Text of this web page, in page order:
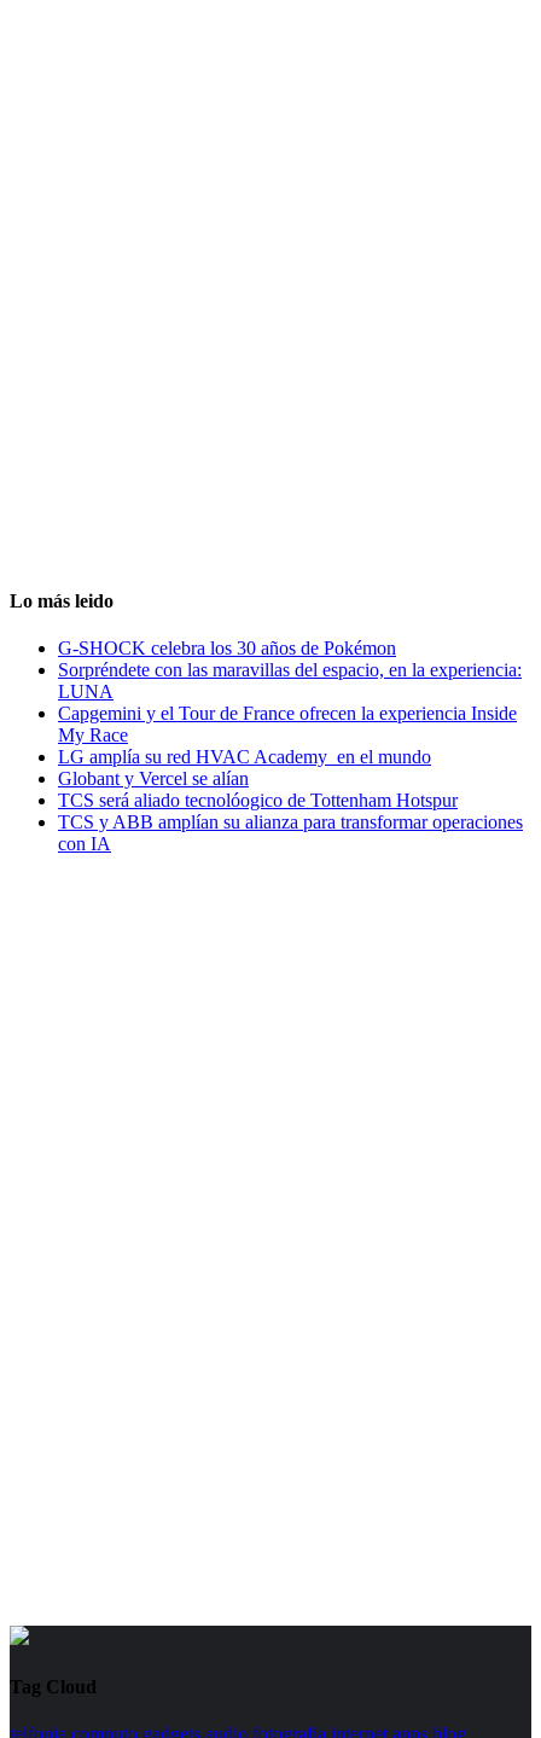
Lo más leido
G-SHOCK celebra los 30 años de Pokémon
Sorpréndete con las maravillas del espacio, en la experiencia:
LUNA
Capgemini y el Tour de France ofrecen la experiencia Inside
My Race
LG amplía su red HVAC Academy en el mundo
Globant y Vercel se alían
TCS será aliado tecnolóogico de Tottenham Hotspur
TCS y ABB amplían su alianza para transformar operaciones
con IA
Tag Cloud
telfonia computo gadgets audio fotografia internet apps blog